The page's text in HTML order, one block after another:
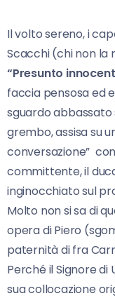
Il volto sereno, i
Scacchi (chi non la
“Presunto
faccia pensosa ed
sguardo
grembo, assisa su
conversazione”
committente, il
inginocchiato sul
Molto non si sa di
opera di Piero
paternità di fra
Perché il Signore di
sua collocazione